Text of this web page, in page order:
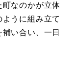
町なのかが立体
うに組み立て
い合い、一日